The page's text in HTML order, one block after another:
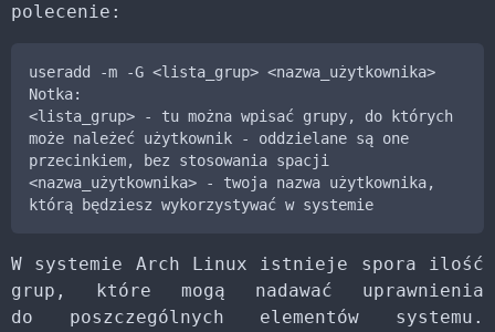
polecenie:
useradd -m -G <lista_grup> <nazwa_użytkownika>
Notka:
<lista_grup> - tu można wpisać grupy, do których
może należeć użytkownik - oddzielane są one
przecinkiem, bez stosowania spacji
<nazwa_użytkownika> - twoja nazwa użytkownika,
którą będziesz wykorzystywać w systemie
W systemie Arch Linux istnieje spora ilość
grup, które mogą nadawać uprawnienia
do poszczególnych elementów systemu.